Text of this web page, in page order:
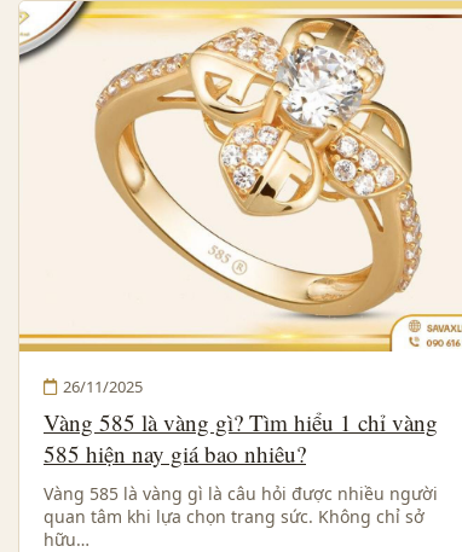
26/11/2025
Vàng 585 là vàng gì? Tìm hiểu 1 chỉ vàng
585 hiện nay giá bao nhiêu?
Vàng 585 là vàng gì là câu hỏi được nhiều người
quan tâm khi lựa chọn trang sức. Không chỉ sở
hữu…